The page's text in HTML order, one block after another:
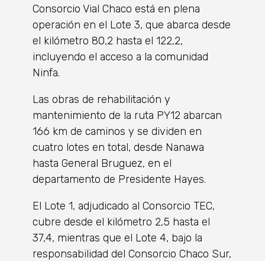
Consorcio Vial Chaco está en plena
operación en el Lote 3, que abarca desde
el kilómetro 80,2 hasta el 122,2,
incluyendo el acceso a la comunidad
Ninfa.
Las obras de rehabilitación y
mantenimiento de la ruta PY12 abarcan
166 km de caminos y se dividen en
cuatro lotes en total, desde Nanawa
hasta General Bruguez, en el
departamento de Presidente Hayes.
El Lote 1, adjudicado al Consorcio TEC,
cubre desde el kilómetro 2,5 hasta el
37,4, mientras que el Lote 4, bajo la
responsabilidad del Consorcio Chaco Sur,